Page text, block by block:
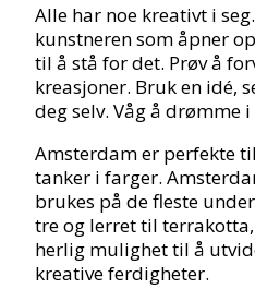
Alle har noe kreativt i
kunstneren som åpner
til å stå for det. Prøv å
kreasjoner. Bruk en idé,
deg selv. Våg å drømme
Amsterdam er perfekte
tanker i farger.
brukes på de fleste
tre og lerret til
herlig mulighet til å
kreative ferdigheter.